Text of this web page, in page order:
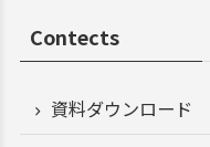
Contects
資料ダウンロード